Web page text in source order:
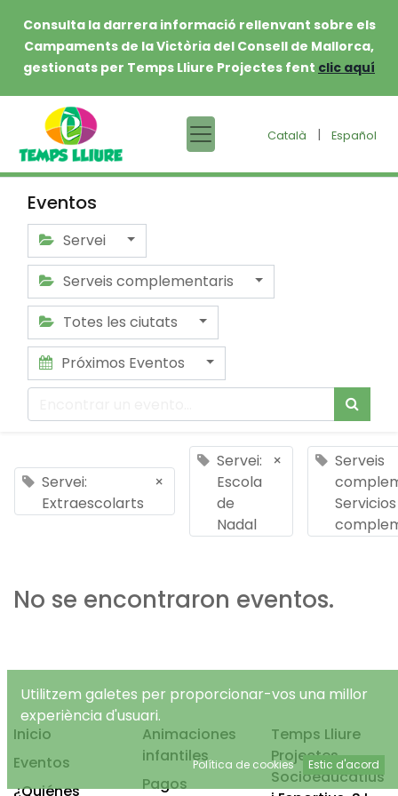
Consulta la darrera informació rellenvant sobre els
Campaments de la Victòria del Consell de Mallorca,
gestionats per Temps Lliure Projectes fent clic aquí
Català | Español
Eventos
Servei
Serveis complementaris
Totes les ciutats
Próximos Eventos
Servei:
Extraescolarts
×
Servei:
Escola
de
Nadal
×
Serveis
Servicios
No se encontraron eventos.
Inicio
Eventos
¿Quiénes
Animaciones
infantiles
Pagos
Temps Lliure
Projectes
Socioeducatius
Utilitzem galetes per proporcionar-vos una millor
experiència d'usuari.
Política de cookies Estic d'acord